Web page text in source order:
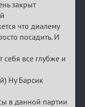
закрыт
что диалему
посадить. И
себя все глубже и
Ну Барсик
в данной партии